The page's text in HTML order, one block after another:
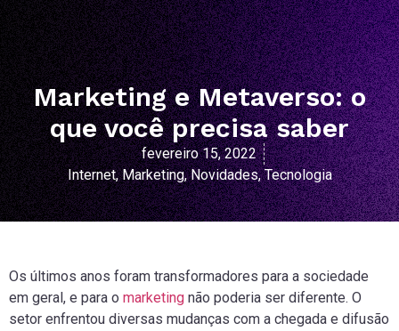
Marketing e Metaverso: o
que você precisa saber
fevereiro 15, 2022
Internet,Marketing,Novidades,Tecnologia
Os últimos anos foram transformadores para a sociedade
em geral, e para o marketing não poderia ser diferente. O
setor enfrentou diversas mudanças com a chegada e difusão